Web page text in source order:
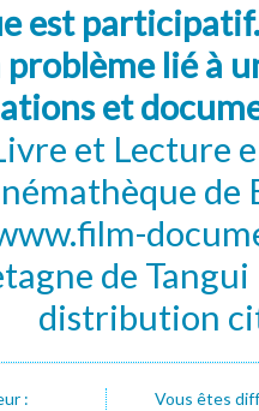
est
lié à
et
et Lecture
de
de
distribution
:
Vous êtes